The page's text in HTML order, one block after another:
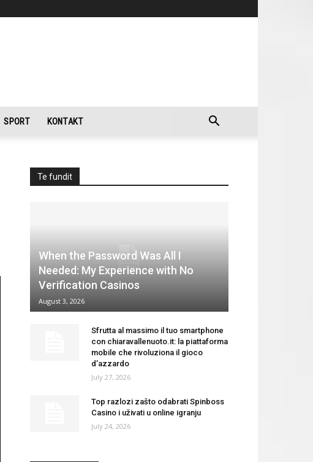
SPORT KONTAKT
Te fundit
When the Password Was All I
Needed: My Experience with No
Verification Casinos
August 3, 2026
Sfrutta al massimo il tuo smartphone
con chiaravallenuoto.it: la piattaforma
mobile che rivoluziona il gioco
d’azzardo
July 27, 2026
Top razlozi zašto odabrati Spinboss
Casino i uživati u online igranju
July 24, 2026